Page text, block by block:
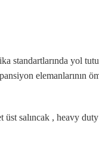
standartlarında yol
elemanlarının
salıncak , heavy